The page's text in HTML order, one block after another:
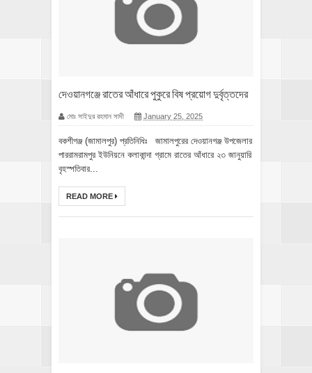
দেওয়ানগঞ্জে রাতের আঁধারে পুকুরে বিষ প্রয়োগ দুর্বৃত্তদের
মোঃ সাইদুর রহমান সাদী January 25, 2025
বকশীগঞ্জ (জামালপুর) প্রতিনিধিঃ জামালপুরের দেওয়ানগঞ্জ উপজেলার
পাররামরামপুর ইউনিয়নে কলাকান্দা গ্রামে রাতের আঁধারে ২৩ জানুয়ারি
বৃহস্পতিবার...
READ MORE